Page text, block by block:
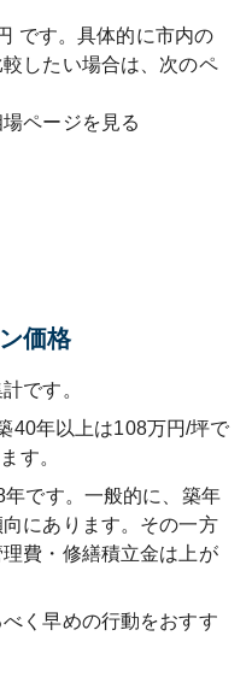
です。具体的に市内の
したい場合は、次のペ
ページを見る
価格
です。
40年以上は108万円/坪で
す。
年です。一般的に、築年
にあります。その一方
費・修繕積立金は上が
く早めの行動をおすす